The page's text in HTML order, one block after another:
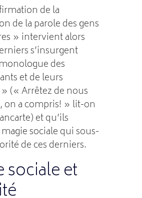
de la
de la parole des gens
» intervient alors
s’insurgent
des
et de leurs
(« Arrêtez de nous
on a compris! » lit-on
et qu’ils
sociale qui sous-
de ces derniers.
sociale et